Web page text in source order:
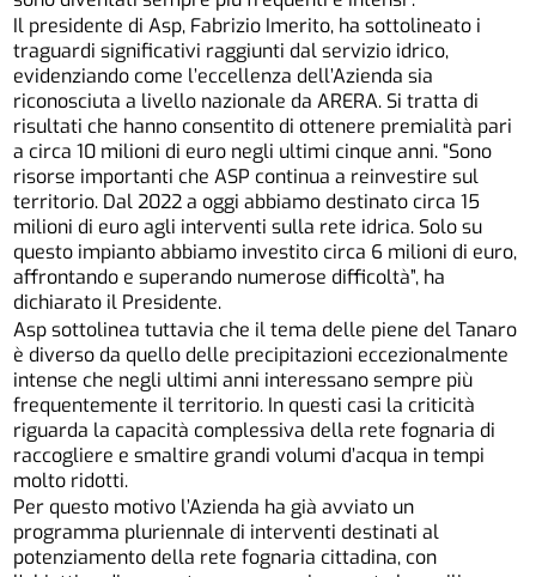
Il presidente di Asp, Fabrizio Imerito, ha sottolineato i
traguardi significativi raggiunti dal servizio idrico,
evidenziando come l’eccellenza dell’Azienda sia
riconosciuta a livello nazionale da ARERA. Si tratta di
risultati che hanno consentito di ottenere premialità pari
a circa 10 milioni di euro negli ultimi cinque anni. “Sono
risorse importanti che ASP continua a reinvestire sul
territorio. Dal 2022 a oggi abbiamo destinato circa 15
milioni di euro agli interventi sulla rete idrica. Solo su
questo impianto abbiamo investito circa 6 milioni di euro,
affrontando e superando numerose difficoltà”, ha
dichiarato il Presidente.
Asp sottolinea tuttavia che il tema delle piene del Tanaro
è diverso da quello delle precipitazioni eccezionalmente
intense che negli ultimi anni interessano sempre più
frequentemente il territorio. In questi casi la criticità
riguarda la capacità complessiva della rete fognaria di
raccogliere e smaltire grandi volumi d’acqua in tempi
molto ridotti.
Per questo motivo l’Azienda ha già avviato un
programma pluriennale di interventi destinati al
potenziamento della rete fognaria cittadina, con